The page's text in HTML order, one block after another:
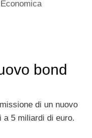
bond
di un nuovo
a 5 miliardi di euro.